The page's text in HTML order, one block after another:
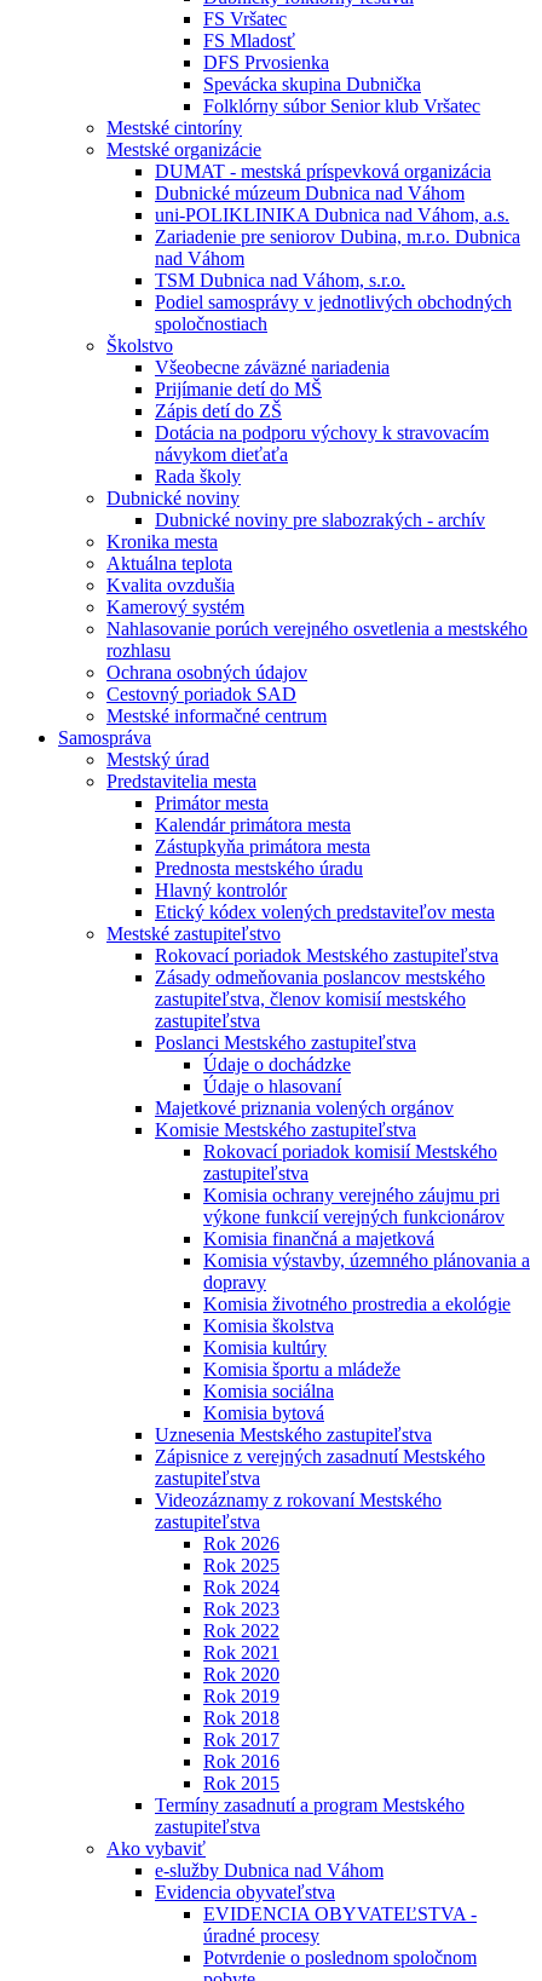
FS Vršatec
FS Mladosť
DFS Prvosienka
Spevácka skupina Dubnička
Folklórny súbor Senior klub Vršatec
Mestské cintoríny
Mestské organizácie
DUMAT - mestská príspevková organizácia
Dubnické múzeum Dubnica nad Váhom
uni-POLIKLINIKA Dubnica nad Váhom, a.s.
Zariadenie pre seniorov Dubina, m.r.o. Dubnica
nad Váhom
TSM Dubnica nad Váhom, s.r.o.
Podiel samosprávy v jednotlivých obchodných
spoločnostiach
Školstvo
Všeobecne záväzné nariadenia
Prijímanie detí do MŠ
Zápis detí do ZŠ
Dotácia na podporu výchovy k stravovacím
návykom dieťaťa
Rada školy
Dubnické noviny
Dubnické noviny pre slabozrakých - archív
Kronika mesta
Aktuálna teplota
Kvalita ovzdušia
Kamerový systém
Nahlasovanie porúch verejného osvetlenia a mestského
rozhlasu
Ochrana osobných údajov
Cestovný poriadok SAD
Mestské informačné centrum
Samospráva
Mestský úrad
Predstavitelia mesta
Primátor mesta
Kalendár primátora mesta
Zástupkyňa primátora mesta
Prednosta mestského úradu
Hlavný kontrolór
Etický kódex volených predstaviteľov mesta
Mestské zastupiteľstvo
Rokovací poriadok Mestského zastupiteľstva
Zásady odmeňovania poslancov mestského
zastupiteľstva, členov komisií mestského
zastupiteľstva
Poslanci Mestského zastupiteľstva
Údaje o dochádzke
Údaje o hlasovaní
Majetkové priznania volených orgánov
Komisie Mestského zastupiteľstva
Rokovací poriadok komisií Mestského
zastupiteľstva
Komisia ochrany verejného záujmu pri
výkone funkcií verejných funkcionárov
Komisia finančná a majetková
Komisia výstavby, územného plánovania a
dopravy
Komisia životného prostredia a ekológie
Komisia školstva
Komisia kultúry
Komisia športu a mládeže
Komisia sociálna
Komisia bytová
Uznesenia Mestského zastupiteľstva
Zápisnice z verejných zasadnutí Mestského
zastupiteľstva
Videozáznamy z rokovaní Mestského
zastupiteľstva
Rok 2026
Rok 2025
Rok 2024
Rok 2023
Rok 2022
Rok 2021
Rok 2020
Rok 2019
Rok 2018
Rok 2017
Rok 2016
Rok 2015
Termíny zasadnutí a program Mestského
zastupiteľstva
Ako vybaviť
e-služby Dubnica nad Váhom
Evidencia obyvateľstva
EVIDENCIA OBYVATEĽSTVA -
úradné procesy
Potvrdenie o poslednom spoločnom